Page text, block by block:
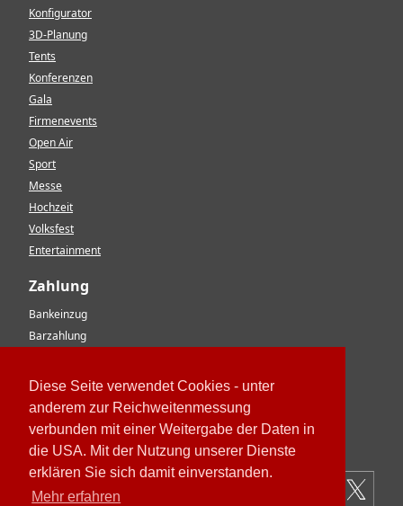
Diese Seite verwendet Cookies - unter
anderem zur Reichweitenmessung
verbunden mit einer Weitergabe der Daten in
die USA. Mit der Nutzung unserer Dienste
erklären Sie sich damit einverstanden.
Mehr erfahren
Konfigurator
3D-Planung
Tents
Konferenzen
Gala
Firmenevents
Open Air
Sport
Messe
Hochzeit
Volksfest
Entertainment
Zahlung
Bankeinzug
Barzahlung
EC-Karte
Kreditkarte
Rechnung
Paypal